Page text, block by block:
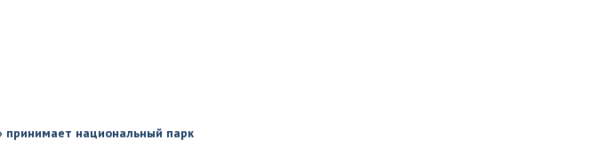
принимает национальный парк